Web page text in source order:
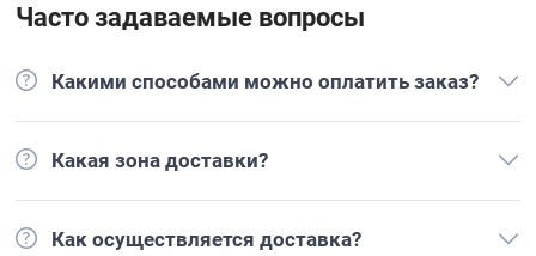
Часто задаваемые вопросы
Какими способами можно оплатить заказ?
Какая зона доставки?
Как осуществляется доставка?